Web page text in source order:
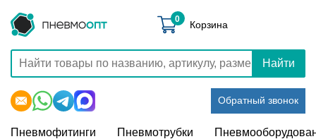
Найти
Обратный звонок
0 Корзина
Пневмофитинги Пневмотрубки